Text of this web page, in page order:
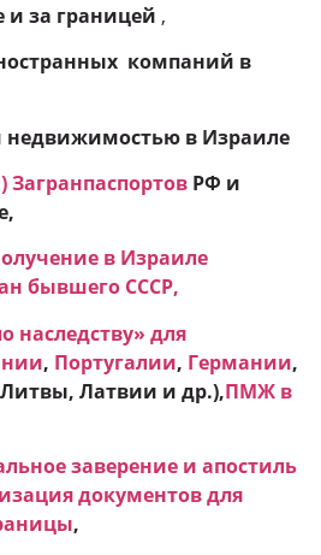
и за границей ,
компаний в
недвижимостью в Израиле
РФ и
в Израиле
бывшего СССР,
наследству» для
, Португалии, Германии,
Латвии и др.),ПМЖ в
заверение и апостиль
документов для
,